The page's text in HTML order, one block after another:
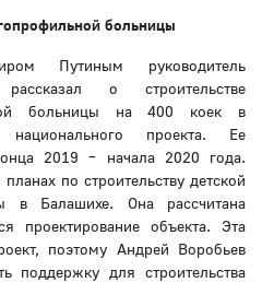
больницы
Путиным руководитель
о строительстве
больницы на 400 коек в
проекта. Ее
2019 – начала 2020 года.
по строительству детской
в Балашихе. Она рассчитана
проектирование объекта. Эта
поэтому Андрей Воробьев
поддержку для строительства